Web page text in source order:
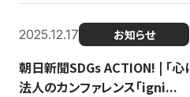
2025.12.17 お知らせ
朝日新聞SDGs ACTION! | 「心
法人のカンファレンス「igni...